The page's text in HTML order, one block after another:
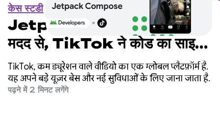
केस स्टडी
Jetpack Compose की
मदद से, TikTok ने कोड का साइज़
58% तक कम किया और नई
सुविधाओं के लिए ऐप्लिकेशन की
परफ़ॉर्मेंस बेहतर की
TikTok, कम ड्यूरेशन वाले वीडियो का एक ग्लोबल प्लैटफ़ॉर्म है.
यह अपने बड़े यूज़र बेस और नई सुविधाओं के लिए जाना जाता है.
पढ़ने में 2 मिनट लगेंगे